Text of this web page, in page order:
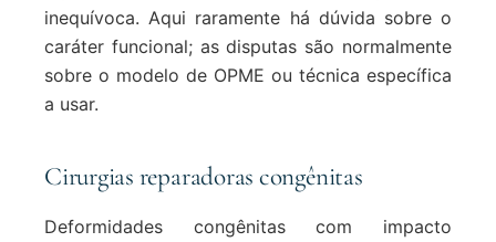
inequívoca. Aqui raramente há dúvida sobre o
caráter funcional; as disputas são normalmente
sobre o modelo de OPME ou técnica específica
a usar.
Cirurgias reparadoras congênitas
Deformidades congênitas com impacto